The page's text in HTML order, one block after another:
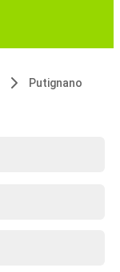
Putignano